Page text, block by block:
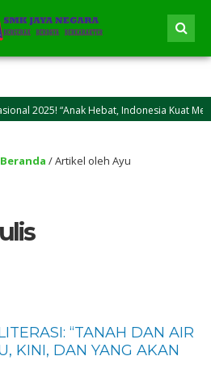
2025! “Anak Hebat, Indonesia Kuat
1446 H! Semoga kasih sayang dan
Beranda /Artikel oleh Ayu
“TANAH DAN AIR
KINI, DAN YANG AKAN